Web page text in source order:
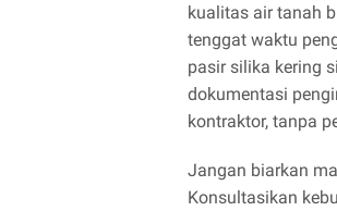
kualitas air tanah
tenggat waktu
pasir silika kering
dokumentasi
kontraktor, tanpa
Jangan biarkan
Konsultasikan